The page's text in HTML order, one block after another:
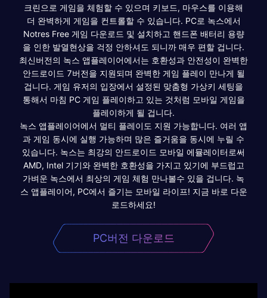
크린으로 게임을 체험할 수 있으며 키보드, 마우스를 이용해
더 완벽하게 게임을 컨트롤할 수 있습니다. PC로 녹스에서
Notres Free 게임 다운로드 및 설치하고 핸드폰 배터리 용량
을 인한 발열현상을 걱정 안하셔도 되니까 매우 편할 겁니다.
최신버전의 녹스 앱플레이어에서는 호환성과 안전성이 완벽한
안드로이드 7버전을 지원되며 완벽한 게임 플레이 만나게 될
겁니다. 게임 유저의 입장에서 설정된 맞춤형 가상키 세팅을
통해서 마침 PC 게임 플레이하고 있는 것처럼 모바일 게임을
플레이하게 될 겁니다.
녹스 앱플레이어에서 멀티 플레이도 지원 가능합니다. 여러 앱
과 게임 동시에 실행 가능하며 많은 즐거움을 동시에 누릴 수
있습니다. 녹스는 최강의 안드로이드 모바일 에뮬레이터로써
AMD, Intel 기기와 완벽한 호환성을 가지고 있기에 부드럽고
가벼운 녹스에서 최상의 게임 체험 만나볼수 있을 겁니다. 녹
스 앱플레이어, PC에서 즐기는 모바일 라이프! 지금 바로 다운
로드하세요!
PC버전 다운로드